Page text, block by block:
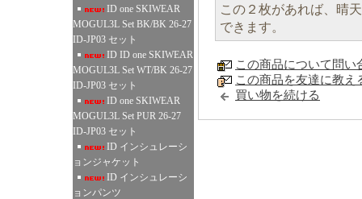
ID one SKIWEAR
MOGUL3L Set BK/BK 26-27
ID-JP03 セット
ID ID one SKIWEAR
MOGUL3L Set WT/BK 26-27
ID-JP03 セット
ID one SKIWEAR
MOGUL3L Set PUR 26-27
ID-JP03 セット
ID インシュレーシ
ョンジャケット
ID インシュレーシ
ョンパンツ
この２枚があれば、晴
できます。
この商品について問い
この商品を友達に教え
買い物を続ける